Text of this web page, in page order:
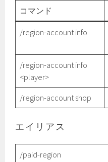
コマンド
/region-account info
/region-account info
<player>
/region-account shop
エイリアス
/paid-region